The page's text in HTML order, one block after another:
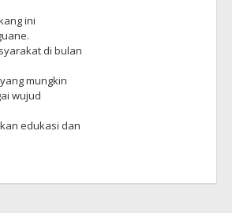
ini
di bulan
mungkin
wujud
edukasi dan